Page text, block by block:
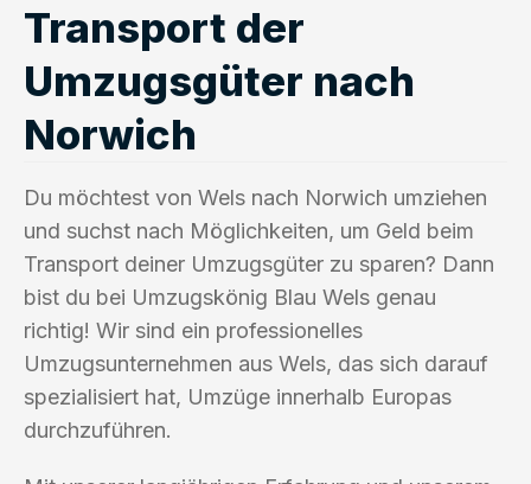
Transport der
Umzugsgüter nach
Norwich
Du möchtest von Wels nach Norwich umziehen
und suchst nach Möglichkeiten, um Geld beim
Transport deiner Umzugsgüter zu sparen? Dann
bist du bei Umzugskönig Blau Wels genau
richtig! Wir sind ein professionelles
Umzugsunternehmen aus Wels, das sich darauf
spezialisiert hat, Umzüge innerhalb Europas
durchzuführen.